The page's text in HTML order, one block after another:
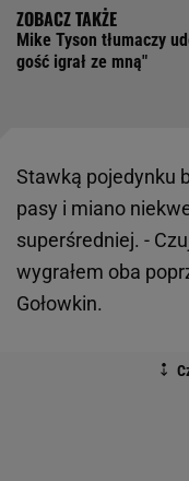
Mike Tyson tłumaczy
gość igrał ze mną"
Stawką pojedynku
pasy i miano
superśredniej. -
wygrałem oba
Gołowkin.